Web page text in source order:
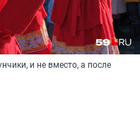
и не вместо, а после